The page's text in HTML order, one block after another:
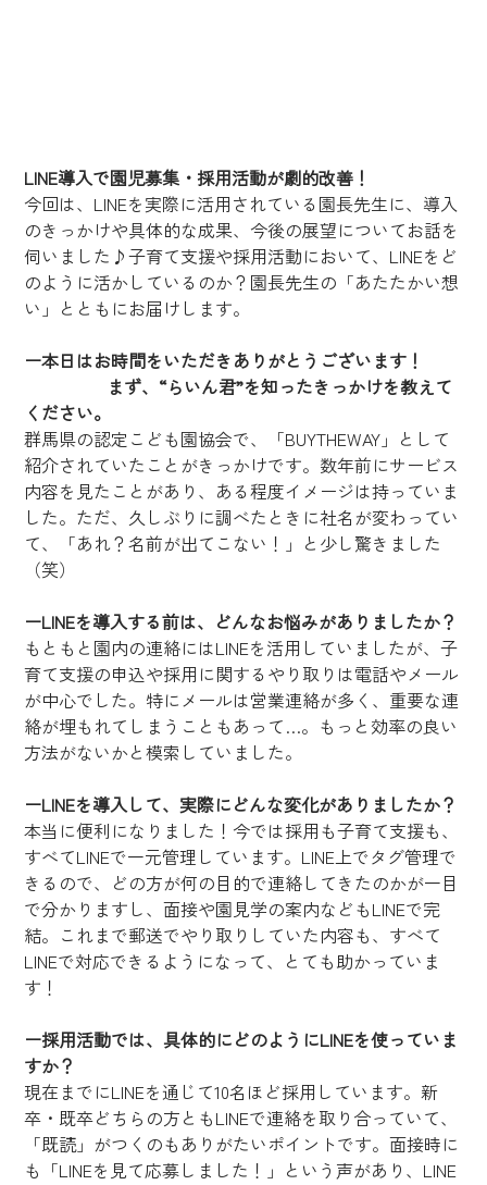
LINE導入で園児募集・採用活動が劇的改善！
今回は、LINEを実際に活用されている園長先生に、導入
のきっかけや具体的な成果、今後の展望についてお話を
伺いました♪子育て支援や採用活動において、LINEをど
のように活かしているのか？園長先生の「あたたかい想
い」とともにお届けします。
ー本日はお時間をいただきありがとうございます！
ください。
群馬県の認定こども園協会で、「BUYTHEWAY」として
紹介されていたことがきっかけです。数年前にサービス
内容を見たことがあり、ある程度イメージは持っていま
した。ただ、久しぶりに調べたときに社名が変わってい
て、「あれ？名前が出てこない！」と少し驚きました
（笑）
ーLINEを導入する前は、どんなお悩みがありましたか？
もともと園内の連絡にはLINEを活用していましたが、子
育て支援の申込や採用に関するやり取りは電話やメール
が中心でした。特にメールは営業連絡が多く、重要な連
絡が埋もれてしまうこともあって…。もっと効率の良い
方法がないかと模索していました。
ーLINEを導入して、実際にどんな変化がありましたか？
本当に便利になりました！今では採用も子育て支援も、
すべてLINEで一元管理しています。LINE上でタグ管理で
きるので、どの方が何の目的で連絡してきたのかが一目
で分かりますし、面接や園見学の案内などもLINEで完
結。これまで郵送でやり取りしていた内容も、すべて
LINEで対応できるようになって、とても助かっていま
す！
ー採用活動では、具体的にどのようにLINEを使っていま
すか？
現在までにLINEを通じて10名ほど採用しています。新
卒・既卒どちらの方ともLINEで連絡を取り合っていて、
「既読」がつくのもありがたいポイントです。面接時に
も「LINEを見て応募しました！」という声があり、LINE